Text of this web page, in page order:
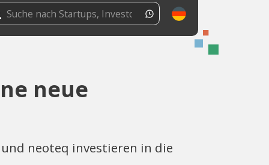
neue
neoteq investieren in die